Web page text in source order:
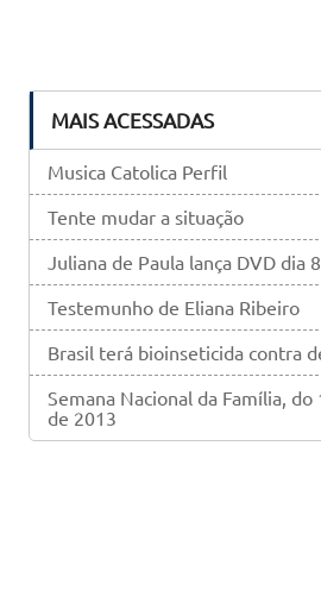
MAIS ACESSADAS
Musica Catolica Perfil
Tente mudar a situação
Juliana de Paula lança DVD dia
Testemunho de Eliana Ribeiro
Brasil terá bioinseticida contra
Semana Nacional da Família,
de 2013